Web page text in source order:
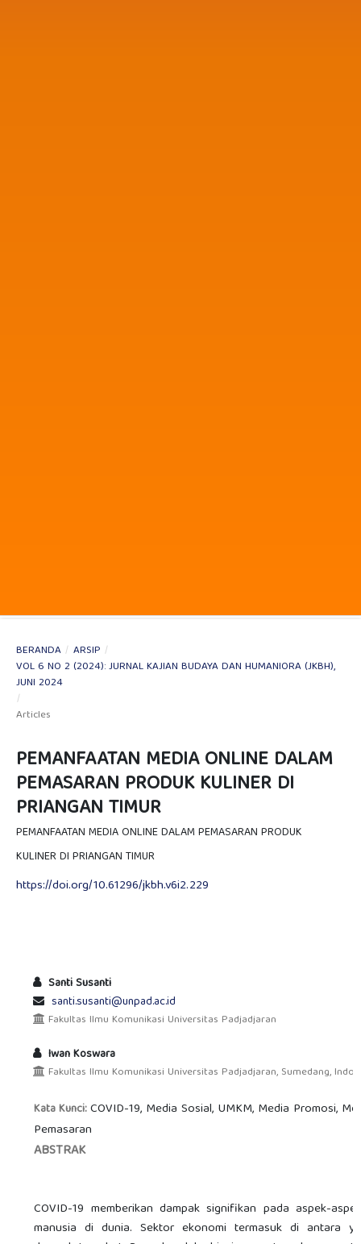
BERANDA / ARSIP /
VOL 6 NO 2 (2024): JURNAL KAJIAN BUDAYA DAN HUMANIORA (JKBH),
JUNI 2024
/
Articles
PEMANFAATAN MEDIA ONLINE DALAM
PEMASARAN PRODUK KULINER DI
PRIANGAN TIMUR
PEMANFAATAN MEDIA ONLINE DALAM PEMASARAN PRODUK
KULINER DI PRIANGAN TIMUR
https://doi.org/10.61296/jkbh.v6i2.229
Santi Susanti
santi.susanti@unpad.ac.id
Fakultas Ilmu Komunikasi Universitas Padjadjaran
Iwan Koswara
Fakultas Ilmu Komunikasi Universitas Padjadjaran, Sumedang,
Kata Kunci:COVID-19, Media Sosial, UMKM, Media Promosi,
Pemasaran
ABSTRAK
COVID-19 memberikan dampak signifikan pada aspek-
manusia di dunia. Sektor ekonomi termasuk di antara